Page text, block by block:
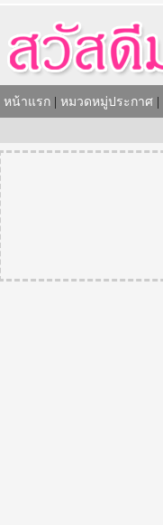
หน้าแรก หมวดหมู่ประกาศ